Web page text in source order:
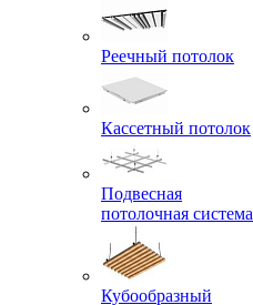
Реечный потолок
Кассетный потолок
Подвесная
потолочная система
Кубообразный